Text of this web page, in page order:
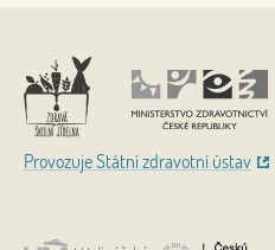
Provozuje Státní zdravotní ústav